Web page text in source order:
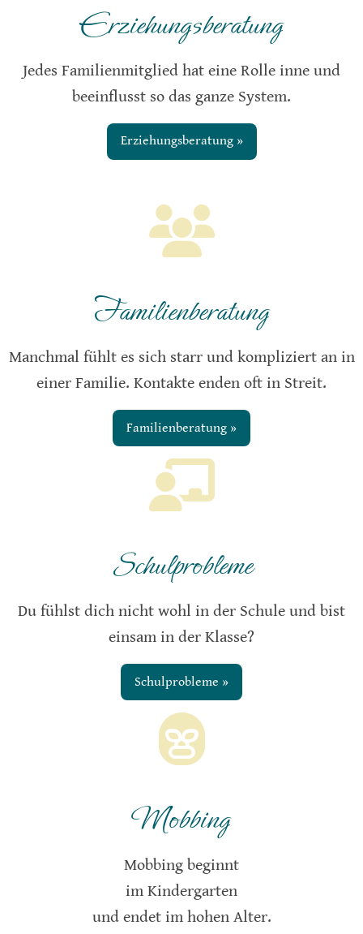
Erziehungsberatung
Jedes Familienmitglied hat eine Rolle inne und
beeinflusst so das ganze System.
Erziehungsberatung »
Familienberatung
Manchmal fühlt es sich starr und kompliziert an in
einer Familie. Kontakte enden oft in Streit.
Familienberatung »
Schulprobleme
Du fühlst dich nicht wohl in der Schule und bist
einsam in der Klasse?
Schulprobleme »
Mobbing
Mobbing beginnt
im Kindergarten
und endet im hohen Alter.